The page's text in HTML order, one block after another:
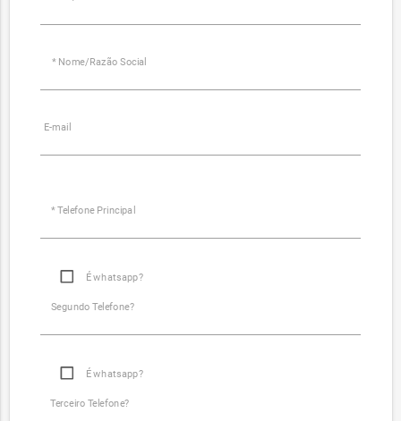
* Nome/Razão Social
E-mail
* Telefone Principal
É whatsapp?
Segundo Telefone?
É whatsapp?
Terceiro Telefone?